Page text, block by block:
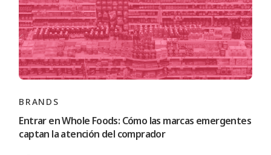
BRANDS
Entrar en Whole Foods: Cómo las marcas emergentes
captan la atención del comprador